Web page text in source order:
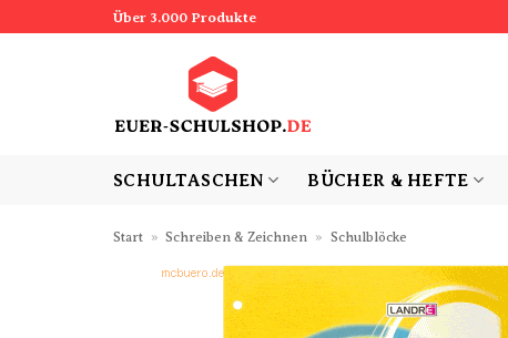
Über 3.000 Produkte
SCHULTASCHEN BÜCHER & HEFTE
Start » Schreiben & Zeichnen » Schulblöcke